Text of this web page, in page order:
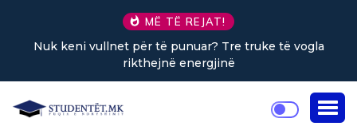
MË TË REJAT!
Nuk keni vullnet për të punuar? Tre truke të vogla
rikthejnë energjinë